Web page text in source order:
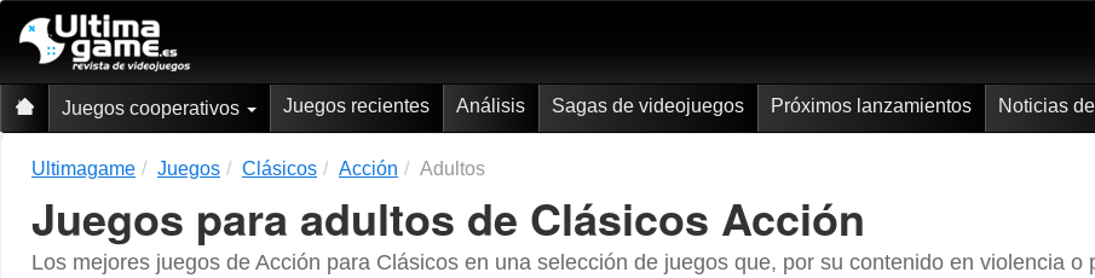
Juegos cooperativos Juegos recientes Análisis Sagas de videojuegos Próximos lanzamientos Noticias
Ultimagame Juegos Clásicos Acción Adultos
Juegos para adultos de Clásicos Acción
Los mejores juegos de Acción para Clásicos en una selección de juegos que, por su contenido en violencia